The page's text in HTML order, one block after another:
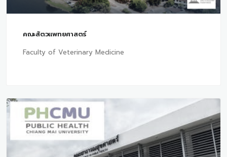
คณะสัตวแพทยศาสตร์
Faculty of Veterinary Medicine